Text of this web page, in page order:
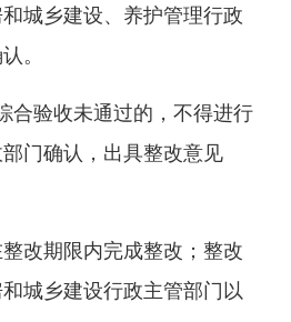
城乡建设、养护管理行政
。
合验收未通过的，不得进行
门确认，出具整改意见
改期限内完成整改；整改
城乡建设行政主管部门以